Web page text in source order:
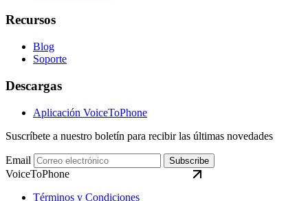
Recursos
Blog
Soporte
Descargas
Aplicación VoiceToPhone
Suscríbete a nuestro boletín para recibir las últimas novedades
Email Subscribe
VoiceToPhone
Términos y Condiciones